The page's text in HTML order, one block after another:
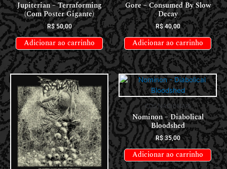
Jupiterian – Terraforming
(Com Poster Gigante)
R$50,00
Adicionar ao carrinho
Gore – Consumed By Slow
Decay
R$40,00
Adicionar ao carrinho
CDS NACIONAIS
Nominon – Diabolical
Bloodshed
R$35,00
Adicionar ao carrinho